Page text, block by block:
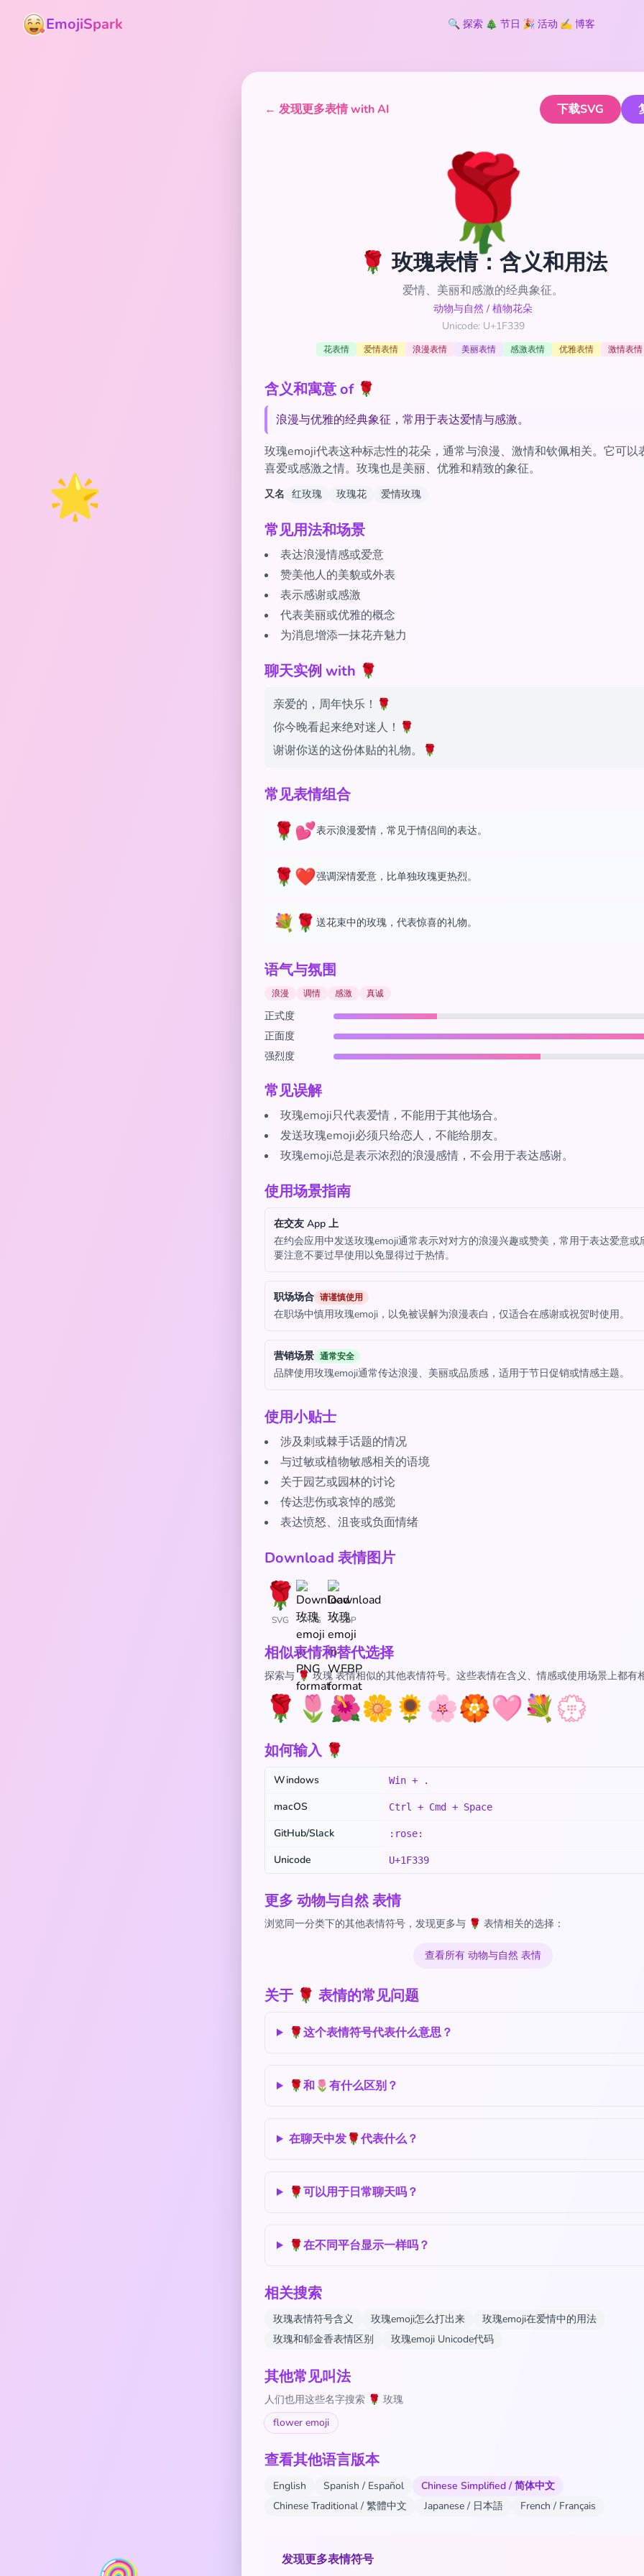
🌟
EmojiSpark 🔍 探索 🎄 节日 🎉 活动 ✍️ 博客
← 发现更多表情 with AI 下载SVG
🌹
🌹 玫瑰表情：含义和用法
爱情、美丽和感激的经典象征。
动物与自然 / 植物花朵
Unicode: U+1F339
花表情 爱情表情 浪漫表情 美丽表情 感激表情 优雅表情 激情表情
含义和寓意 of 🌹
浪漫与优雅的经典象征，常用于表达爱情与感激。
玫瑰emoji代表这种标志性的花朵，通常与浪漫、激情和钦佩相关。它可以
喜爱或感激之情。玫瑰也是美丽、优雅和精致的象征。
又名 红玫瑰 玫瑰花 爱情玫瑰
常见用法和场景
表达浪漫情感或爱意
赞美他人的美貌或外表
表示感谢或感激
代表美丽或优雅的概念
为消息增添一抹花卉魅力
聊天实例 with 🌹
亲爱的，周年快乐！🌹
你今晚看起来绝对迷人！🌹
谢谢你送的这份体贴的礼物。🌹
常见表情组合
🌹💕表示浪漫爱情，常见于情侣间的表达。
🌹❤️强调深情爱意，比单独玫瑰更热烈。
💐🌹 送花束中的玫瑰，代表惊喜的礼物。
语气与氛围
浪漫 调情 感激 真诚
正式度
正面度
强烈度
常见误解
玫瑰emoji只代表爱情，不能用于其他场合。
发送玫瑰emoji必须只给恋人，不能给朋友。
玫瑰emoji总是表示浓烈的浪漫感情，不会用于表达感谢。
使用场景指南
在交友 App 上
在约会应用中发送玫瑰emoji通常表示对对方的浪漫兴趣或赞美，常用于表达爱意或
要注意不要过早使用以免显得过于热情。
职场场合 请谨慎使用
在职场中慎用玫瑰emoji，以免被误解为浪漫表白，仅适合在感谢或祝贺时使用。
营销场景 通常安全
品牌使用玫瑰emoji通常传达浪漫、美丽或品质感，适用于节日促销或情感主题。
使用小贴士
涉及刺或棘手话题的情况
与过敏或植物敏感相关的语境
关于园艺或园林的讨论
传达悲伤或哀悼的感觉
表达愤怒、沮丧或负面情绪
Download 表情图片
SVG PNG WEBP
相似表情和替代选择
探索与 🌹 玫瑰 表情相似的其他表情符号。这些表情在含义、情感或使用场景上都有
🌹 🌷 🌺🌼🌻 🌸🏵️🩷💐💮
如何输入 🌹
Windows Win + .
macOS Ctrl + Cmd + Space
GitHub/Slack :rose:
Unicode U+1F339
更多 动物与自然 表情
浏览同一分类下的其他表情符号，发现更多与 🌹 表情相关的选择：
查看所有 动物与自然 表情
关于 🌹 表情的常见问题
🌹这个表情符号代表什么意思？
🌹和🌷有什么区别？
在聊天中发🌹代表什么？
🌹可以用于日常聊天吗？
🌹在不同平台显示一样吗？
相关搜索
玫瑰表情符号含义 玫瑰emoji怎么打出来
玫瑰emoji在爱情中的用法
玫瑰和郁金香表情区别
玫瑰emoji Unicode代码
其他常见叫法
人们也用这些名字搜索 🌹 玫瑰
flower emoji
查看其他语言版本
English Spanish / Español
Chinese Simplified / 简体中文
Chinese Traditional / 繁體中文
Japanese / 日本語 French / Français
发现更多表情符号